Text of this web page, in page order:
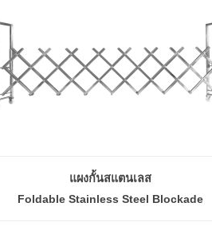
แผงกั้นสแตนเลส
Foldable Stainless Steel Blockade